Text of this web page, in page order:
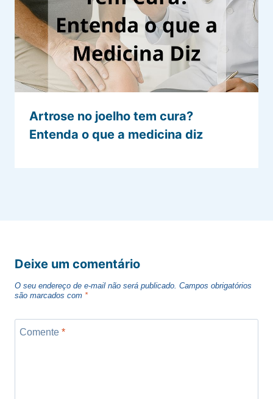
Artrose no joelho tem cura?
Entenda o que a medicina diz
Deixe um comentário
O seu endereço de e-mail não será publicado. Campos obrigatórios
são marcados com *
Comente *